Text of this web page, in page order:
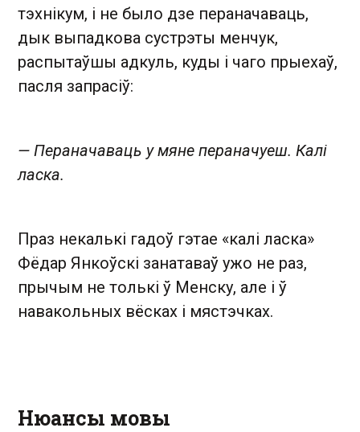
тэхнікум, і не было дзе пераначаваць,
дык выпадкова сустрэты менчук,
распытаўшы адкуль, куды і чаго прыехаў,
пасля запрасіў:
— Пераначаваць у мяне пераначуеш. Калі
ласка.
Праз некалькі гадоў гэтае «калі ласка»
Фёдар Янкоўскі занатаваў ужо не раз,
прычым не толькі ў Менску, але і ў
навакольных вёсках і мястэчках.
Нюансы мовы